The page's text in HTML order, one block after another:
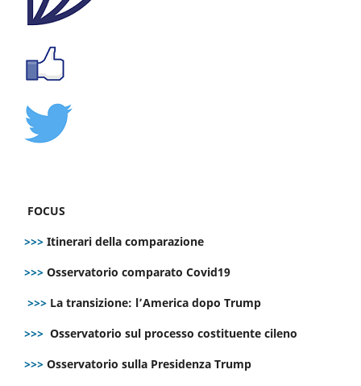
FOCUS
>>> Itinerari della comparazione
>>> Osservatorio comparato Covid19
>>> La transizione: l’America dopo Trump
>>> Osservatorio sul processo costituente cileno
>>> Osservatorio sulla Presidenza Trump